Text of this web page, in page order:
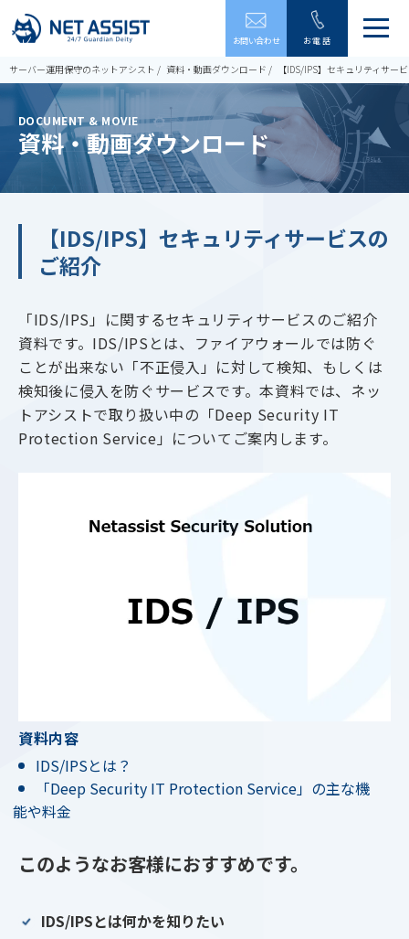
お問い合わせ お電話
メ
ュ
ー
閉
す
る
サーバー運用保守のネットアシスト 資料・動画ダウンロード 【IDS/IPS】セキュリティサー
DOCUMENT & MOVIE
資料・動画ダウンロード
【IDS/IPS】セキュリティサービスの
ご紹介
「IDS/IPS」に関するセキュリティサービスのご紹介
資料です。IDS/IPSとは、ファイアウォールでは防ぐ
ことが出来ない「不正侵入」に対して検知、もしくは
検知後に侵入を防ぐサービスです。本資料では、ネッ
トアシストで取り扱い中の「Deep Security IT
Protection Service」についてご案内します。
資料内容
IDS/IPSとは？
「Deep Security IT Protection Service」の主な機
能や料金
このようなお客様におすすめです。
IDS/IPSとは何かを知りたい